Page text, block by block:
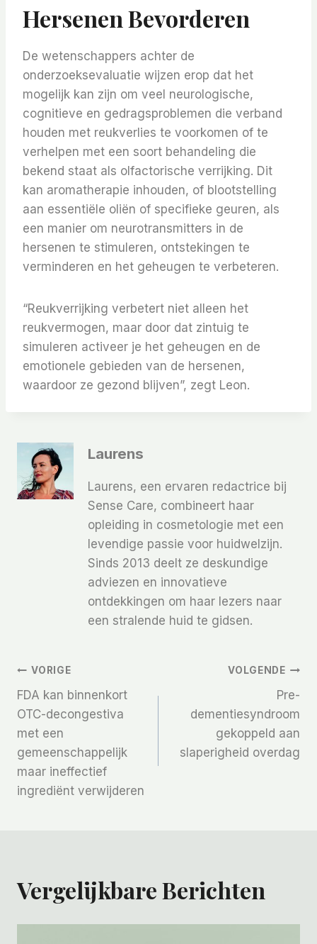
Hersenen Bevorderen
De wetenschappers achter de
onderzoeksevaluatie wijzen erop dat het
mogelijk kan zijn om veel neurologische,
cognitieve en gedragsproblemen die verband
houden met reukverlies te voorkomen of te
verhelpen met een soort behandeling die
bekend staat als olfactorische verrijking. Dit
kan aromatherapie inhouden, of blootstelling
aan essentiële oliën of specifieke geuren, als
een manier om neurotransmitters in de
hersenen te stimuleren, ontstekingen te
verminderen en het geheugen te verbeteren.
“Reukverrijking verbetert niet alleen het
reukvermogen, maar door dat zintuig te
simuleren activeer je het geheugen en de
emotionele gebieden van de hersenen,
waardoor ze gezond blijven”, zegt Leon.
Laurens
Laurens, een ervaren redactrice bij
Sense Care, combineert haar
opleiding in cosmetologie met een
levendige passie voor huidwelzijn.
Sinds 2013 deelt ze deskundige
adviezen en innovatieve
ontdekkingen om haar lezers naar
een stralende huid te gidsen.
Bericht
Navigatie
VORIGE
FDA kan binnenkort
OTC-decongestiva
met een
gemeenschappelijk
maar ineffectief
ingrediënt verwijderen
VOLGENDE
Pre-
dementiesyndroom
gekoppeld aan
slaperigheid overdag
Vergelijkbare Berichten